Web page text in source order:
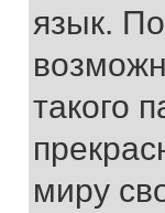
язык.
такого
миру